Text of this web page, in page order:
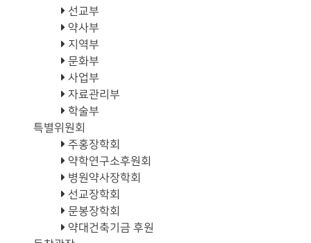
선교부
약사부
지역부
문화부
사업부
자료관리부
학술부
특별위원회
주홍장학회
약학연구소후원회
병원약사장학회
선교장학회
문봉장학회
약대건축기금 후원